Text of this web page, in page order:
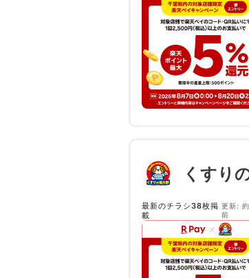
くすり
最新のチラシ38枚掲
載
更新:
前